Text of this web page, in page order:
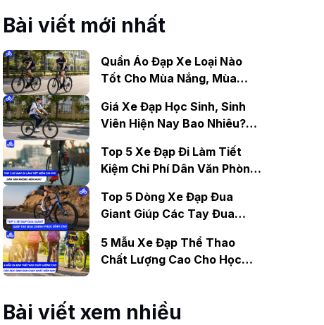
Bài viết mới nhất
Quần Áo Đạp Xe Loại Nào
Tốt Cho Mùa Nắng, Mùa
Giá Xe Đạp Học Sinh, Sinh
Viên Hiện Nay Bao Nhiêu?
Top 5 Xe Đạp Đi Làm Tiết
Kiệm Chi Phí Dân Văn Phòng
Top 5 Dòng Xe Đạp Đua
Giant Giúp Các Tay Đua
5 Mẫu Xe Đạp Thể Thao
Chất Lượng Cao Cho Học
Bài viết xem nhiều